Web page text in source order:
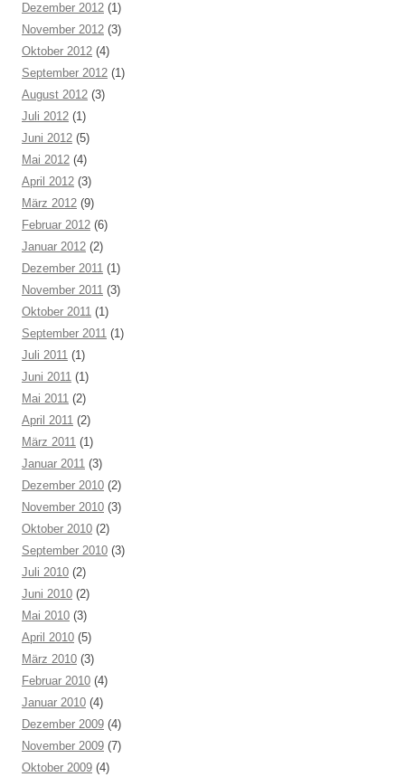
Dezember 2012 (1)
November 2012 (3)
Oktober 2012 (4)
September 2012 (1)
August 2012 (3)
Juli 2012 (1)
Juni 2012 (5)
Mai 2012 (4)
April 2012 (3)
März 2012 (9)
Februar 2012 (6)
Januar 2012 (2)
Dezember 2011 (1)
November 2011 (3)
Oktober 2011 (1)
September 2011 (1)
Juli 2011 (1)
Juni 2011 (1)
Mai 2011 (2)
April 2011 (2)
März 2011 (1)
Januar 2011 (3)
Dezember 2010 (2)
November 2010 (3)
Oktober 2010 (2)
September 2010 (3)
Juli 2010 (2)
Juni 2010 (2)
Mai 2010 (3)
April 2010 (5)
März 2010 (3)
Februar 2010 (4)
Januar 2010 (4)
Dezember 2009 (4)
November 2009 (7)
Oktober 2009 (4)